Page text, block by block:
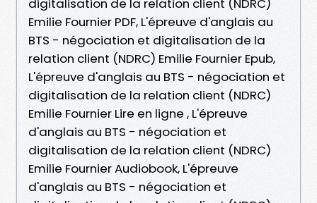
digitalisation de la relation client (NDRC)
Emilie Fournier PDF, L'épreuve d'anglais au
BTS - négociation et digitalisation de la
relation client (NDRC) Emilie Fournier Epub,
L'épreuve d'anglais au BTS - négociation et
digitalisation de la relation client (NDRC)
Emilie Fournier Lire en ligne , L'épreuve
d'anglais au BTS - négociation et
digitalisation de la relation client (NDRC)
Emilie Fournier Audiobook, L'épreuve
d'anglais au BTS - négociation et